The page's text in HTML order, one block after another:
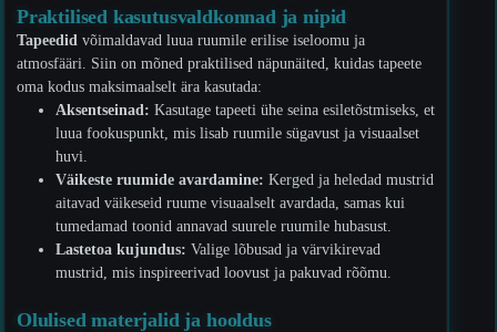
Praktilised kasutusvaldkonnad ja nipid
Tapeedid võimaldavad luua ruumile erilise iseloomu ja
atmosfääri. Siin on mõned praktilised näpunäited, kuidas tapeete
oma kodus maksimaalselt ära kasutada:
Aksentseinad: Kasutage tapeeti ühe seina esiletõstmiseks, et
luua fookuspunkt, mis lisab ruumile sügavust ja visuaalset
huvi.
Väikeste ruumide avardamine: Kerged ja heledad mustrid
aitavad väikeseid ruume visuaalselt avardada, samas kui
tumedamad toonid annavad suurele ruumile hubasust.
Lastetoa kujundus: Valige lõbusad ja värvikirevad
mustrid, mis inspireerivad loovust ja pakuvad rõõmu.
Olulised materjalid ja hooldus